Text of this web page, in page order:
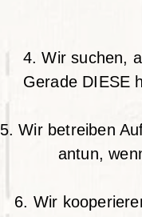
4. Wir suchen,
Gerade DIESE
5. Wir betreiben
antun,
6. Wir